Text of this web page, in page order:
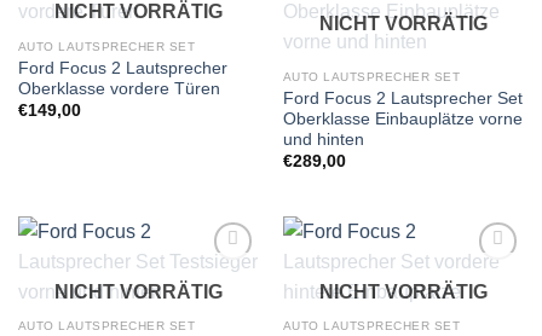
Wunschliste
NICHT VORRÄTIG
AUTO LAUTSPRECHER SET
Ford Focus 2 Lautsprecher
Oberklasse vordere Türen
€149,00
Wunschliste
hinzufügen
NICHT VORRÄTIG
AUTO LAUTSPRECHER SET
Ford Focus 2 Lautsprecher Set
Oberklasse Einbauplätze vorne
und hinten
€289,00
Wunschliste
NICHT VORRÄTIG
AUTO LAUTSPRECHER SET
Wunschliste
NICHT VORRÄTIG
AUTO LAUTSPRECHER SET